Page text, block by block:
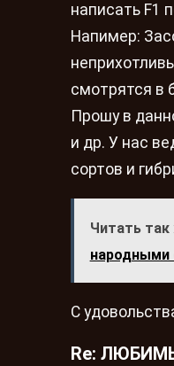
написать F1
Напимер:
смотрятся в
Прошу в
и др. У нас
сортов и
Читать
народными
С
Re: